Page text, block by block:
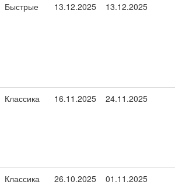
Быстрые 13.12.2025 13.12.2025
Классика 16.11.2025 24.11.2025
Классика 26.10.2025 01.11.2025